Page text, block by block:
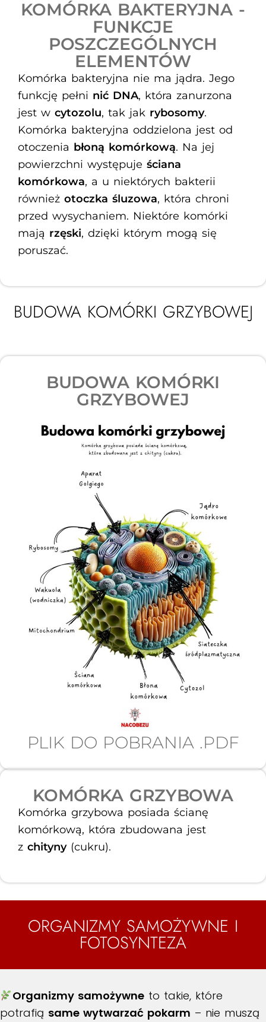
KOMÓRKA BAKTERYJNA -
FUNKCJE
POSZCZEGÓLNYCH
ELEMENTÓW​
Komórka bakteryjna nie ma jądra. Jego
funkcję pełni nić DNA, która zanurzona
jest w cytozolu, tak jak rybosomy.
Komórka bakteryjna oddzielona jest od
otoczenia błoną komórkową. Na jej
powierzchni występuje ściana
komórkowa, a u niektórych bakterii
również otoczka śluzowa, która chroni
przed wysychaniem. Niektóre komórki
mają rzęski, dzięki którym mogą się
poruszać.
BUDOWA KOMÓRKI GRZYBOWEJ
BUDOWA KOMÓRKI
GRZYBOWEJ
PLIK DO POBRANIA .PDF
KOMÓRKA GRZYBOWA
Komórka grzybowa posiada ścianę
komórkową, która zbudowana jest
z chityny(cukru).
ORGANIZMY SAMOŻYWNE I
FOTOSYNTEZA
Organizmy samożywneto takie, które
potrafią same wytwarzać pokarm – nie muszą